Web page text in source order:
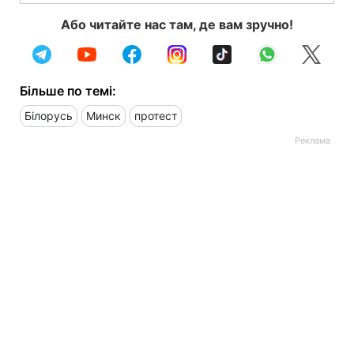
Або читайте нас там, де вам зручно!
Більше по темі:
Білорусь Минск протест